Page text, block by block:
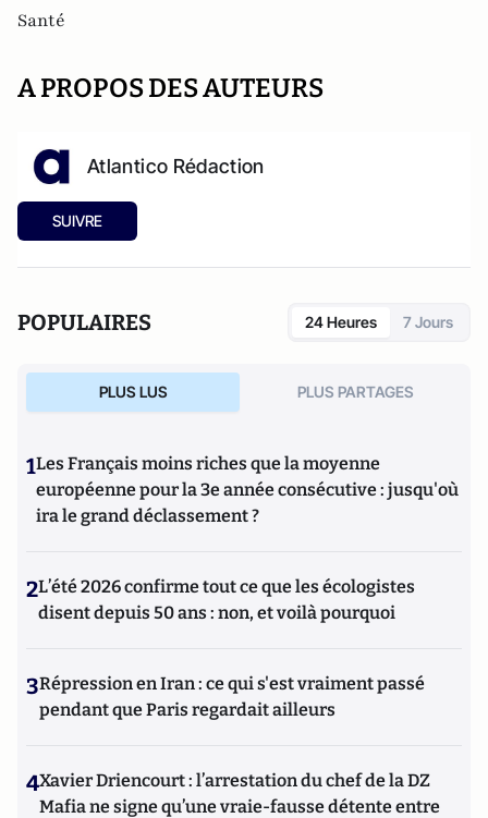
Santé
A PROPOS DES AUTEURS
Atlantico Rédaction
SUIVRE
POPULAIRES 24 Heures 7 Jours
PLUS LUS PLUS PARTAGES
1Les Français moins riches que la moyenne
européenne pour la 3e année consécutive : jusqu'où
ira le grand déclassement ?
2L’été 2026 confirme tout ce que les écologistes
disent depuis 50 ans : non, et voilà pourquoi
3Répression en Iran : ce qui s'est vraiment passé
pendant que Paris regardait ailleurs
4Xavier Driencourt : l’arrestation du chef de la DZ
Mafia ne signe qu’une vraie-fausse détente entre